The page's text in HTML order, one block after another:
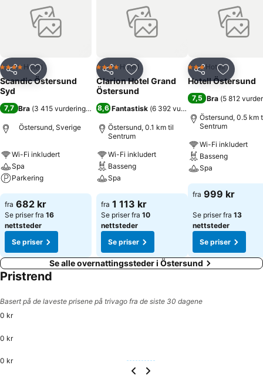
Del Legg til i favoritter
4 StjernerHotell
Scandic Östersund
Syd
7,7 Bra (3 415 vurderinger
Östersund, Sverige
Wi-Fi inkludert
Spa
Parkering
Se priser
fra 682 kr
Se priser fra 16
nettsteder
Se priser
Del Legg til i favoritter
4 StjernerHotell
Clarion Hotel Grand
Östersund
8,6 Fantastisk (6 392 vurderinger
Östersund, 0.1 km til
Sentrum
Wi-Fi inkludert
Basseng
Spa
Se priser
fra 1 113 kr
Se priser fra 10
nettsteder
Se priser
Del Legg til
3 Stjerner
Hotell
Hotell Östersund
7,5 Bra (5 812
Östersund, 0.5 km
Sentrum
Wi-Fi inkludert
Basseng
Spa
Se priser
fra 999 kr
Se priser fra 13
nettsteder
Se priser
Se alle overnattingssteder i Östersund
Pristrend
Basert på de laveste prisene på trivago fra de siste 30 dagene
0 kr
0 kr
0 kr